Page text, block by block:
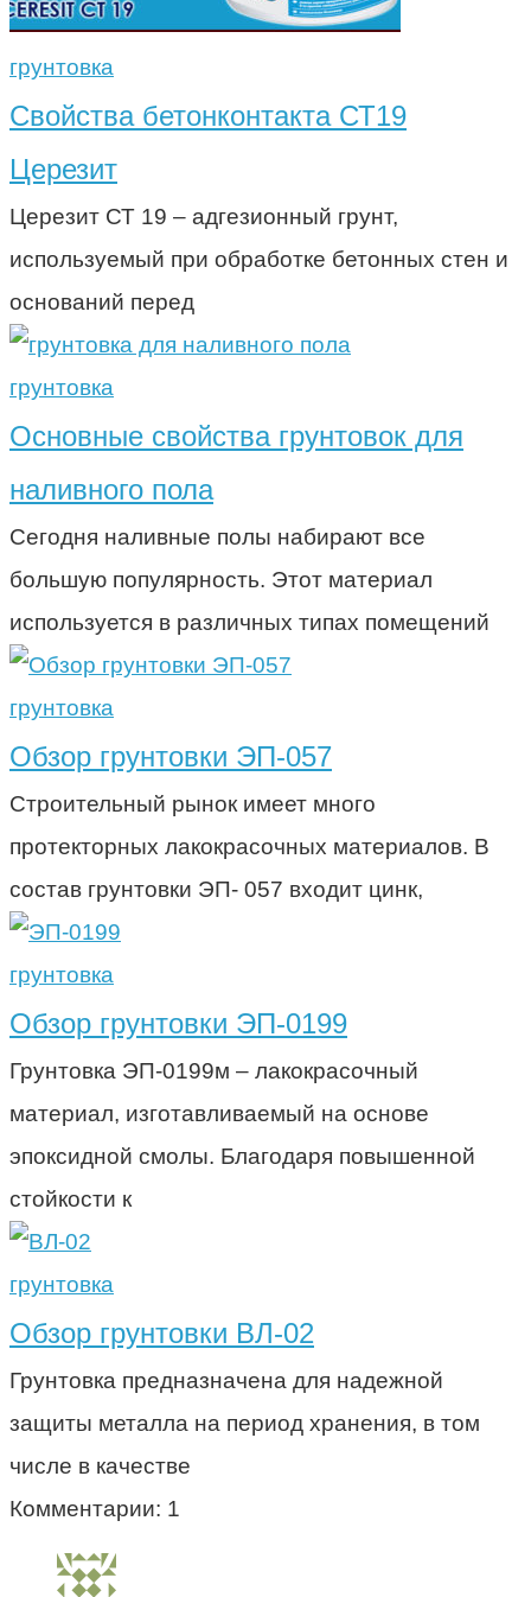
грунтовка
Свойства бетонконтакта СТ19
Церезит
Церезит СТ 19 – адгезионный грунт,
используемый при обработке бетонных стен и
оснований перед
грунтовка
Основные свойства грунтовок для
наливного пола
Сегодня наливные полы набирают все
большую популярность. Этот материал
используется в различных типах помещений
грунтовка
Обзор грунтовки ЭП-057
Строительный рынок имеет много
протекторных лакокрасочных материалов. В
состав грунтовки ЭП- 057 входит цинк,
грунтовка
Обзор грунтовки ЭП-0199
Грунтовка ЭП-0199м – лакокрасочный
материал, изготавливаемый на основе
эпоксидной смолы. Благодаря повышенной
стойкости к
грунтовка
Обзор грунтовки ВЛ-02
Грунтовка предназначена для надежной
защиты металла на период хранения, в том
числе в качестве
Комментарии: 1